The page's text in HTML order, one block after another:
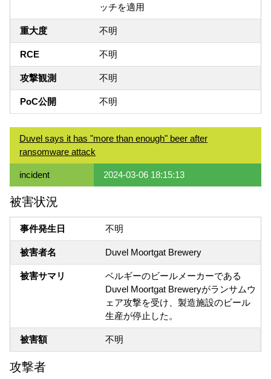
ッチを適用
重大度 不明
RCE 不明
攻撃観測 不明
PoC公開 不明
Duvel says it has "more than enough" beer after
ransomware attack
incident 2024-03-06 18:15:13
被害状況
事件発生日 不明
被害者名 Duvel Moortgat Brewery
被害サマリ
ベルギーのビールメーカーである
Duvel Moortgat Breweryがランサムウ
ェア攻撃を受け、製造施設のビール
生産が停止した。
被害額 不明
攻撃者